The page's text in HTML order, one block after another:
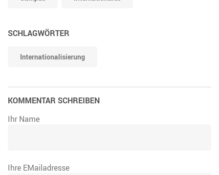
SCHLAGWÖRTER
Internationalisierung
KOMMENTAR SCHREIBEN
Ihr Name
Ihre EMailadresse